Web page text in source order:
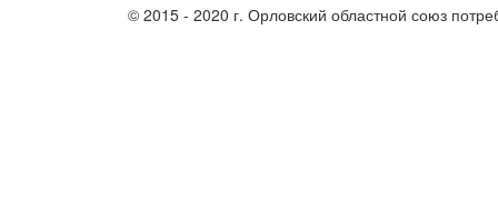
© 2015 - 2020 г. Орловский областной союз